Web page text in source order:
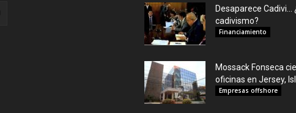
Desaparece Cadivi…
cadivismo?
Financiamiento
Mossack Fonseca
oficinas en Jersey,
Empresas offshore